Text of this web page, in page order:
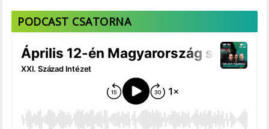
PODCAST CSATORNA